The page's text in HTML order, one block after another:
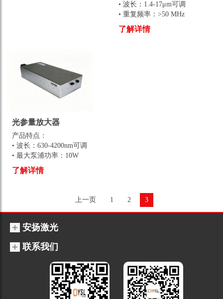
• 波长：1.4-17μm可调
• 重复频率：>50 MHz
• 光束质量：M
• 全自动调谐
了解详情
光参量放大器
产品特点：
• 波长：630-4200nm可调
• 最大泵浦功率：10W
• 泵浦单脉冲能量：10-80μJ 可
选
了解详情
上一页 1 2 3
安扬激光
联系我们